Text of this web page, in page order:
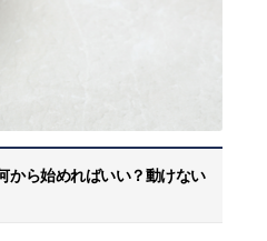
から始めればいい？動けない